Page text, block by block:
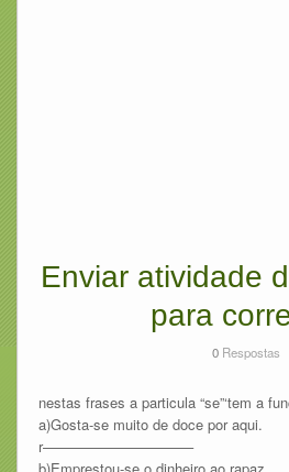
Enviar atividade
para
0 Respostas
nestas frases a particula “se”‘tem a
a)Gosta-se muito de doce por aqui.
r——————————–